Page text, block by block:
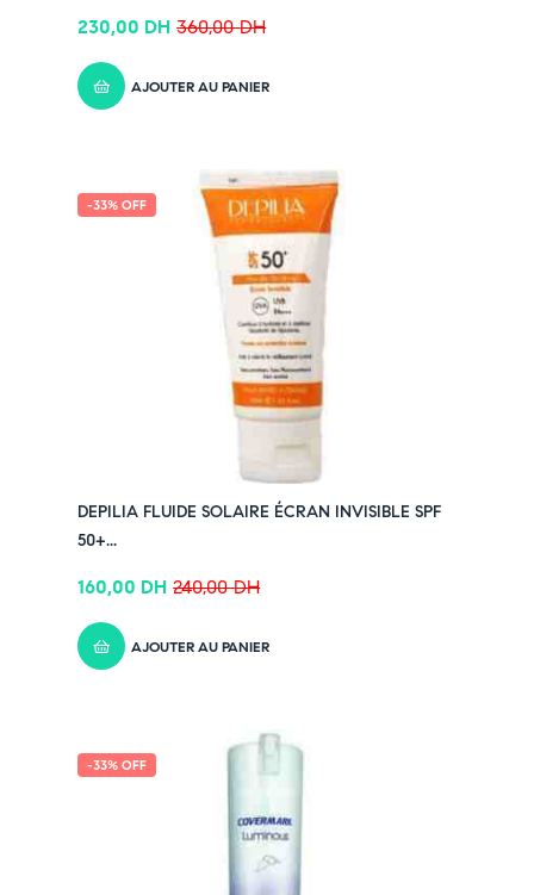
360,00DH
230,00 DH
AJOUTER AU PANIER
-33% OFF
DEPILIA FLUIDE SOLAIRE ÉCRAN INVISIBLE SPF
50+...
240,00DH
160,00 DH
AJOUTER AU PANIER
-33% OFF